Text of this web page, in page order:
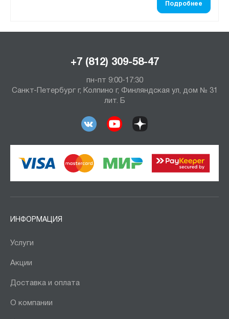
Подробнее
+7 (812) 309-58-47
пн-пт 9:00-17:30
Санкт-Петербург г, Колпино г, Финляндская ул, дом № 31
лит. Б
ИНФОРМАЦИЯ
Услуги
Акции
Доставка и оплата
О компании